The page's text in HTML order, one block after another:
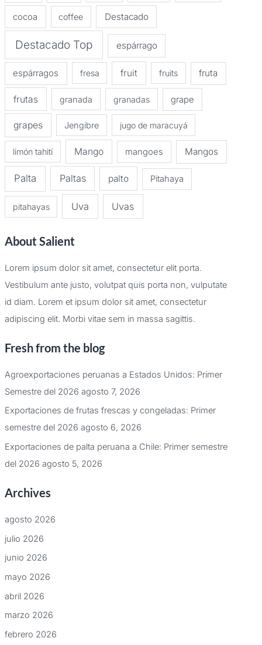
cocoa coffee Destacado
Destacado Top espárrago
espárragos fresa fruit fruits fruta
frutas granada granadas grape
grapes Jengibre jugo de maracuyá
limón tahití Mango mangoes Mangos
Palta Paltas palto Pitahaya
pitahayas Uva Uvas
About Salient
Lorem ipsum dolor sit amet, consectetur elit porta.
Vestibulum ante justo, volutpat quis porta non, vulputate
id diam. Lorem et ipsum dolor sit amet, consectetur
adipiscing elit. Morbi vitae sem in massa sagittis.
Fresh from the blog
Agroexportaciones peruanas a Estados Unidos: Primer
Semestre del 2026 agosto 7, 2026
Exportaciones de frutas frescas y congeladas: Primer
semestre del 2026 agosto 6, 2026
Exportaciones de palta peruana a Chile: Primer semestre
del 2026 agosto 5, 2026
Archives
agosto 2026
julio 2026
junio 2026
mayo 2026
abril 2026
marzo 2026
febrero 2026